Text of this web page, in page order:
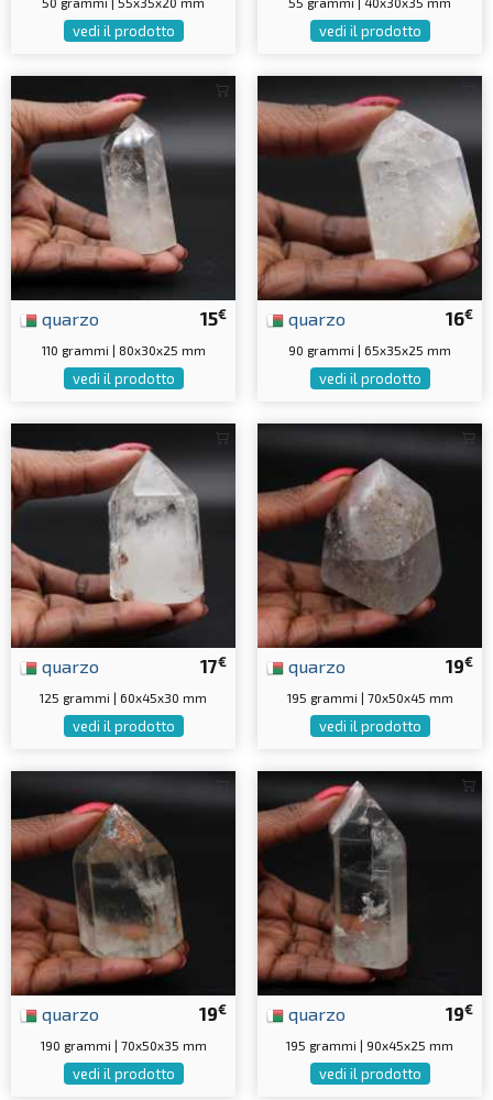
vedi il prodotto vedi il prodotto
15€
quarzo
110 grammi | 80x30x25 mm
vedi il prodotto
16€
quarzo
90 grammi | 65x35x25 mm
vedi il prodotto
17€
quarzo
125 grammi | 60x45x30 mm
vedi il prodotto
19€
quarzo
195 grammi | 70x50x45 mm
vedi il prodotto
19€
quarzo
190 grammi | 70x50x35 mm
vedi il prodotto
19€
quarzo
195 grammi | 90x45x25 mm
vedi il prodotto